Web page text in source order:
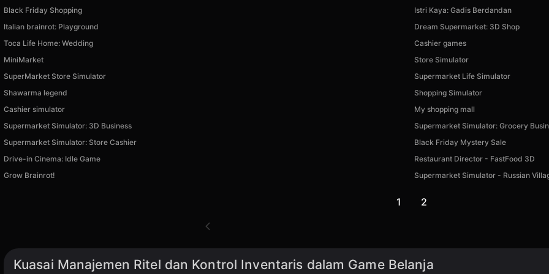
Black Friday Shopping
Istri Kaya: Gadis Berdandan
Italian brainrot: Playground
Dream Supermarket: 3D Shop
Toca Life Home: Wedding
Cashier games
MiniMarket
Store Simulator
SuperMarket Store Simulator
Supermarket Life Simulator
Shawarma legend
Shopping Simulator
Cashier simulator
My shopping mall
Supermarket Simulator: 3D Business
Supermarket Simulator: Grocery
Supermarket Simulator: Store Cashier
Black Friday Mystery Sale
Drive-in Cinema: Idle Game
Restaurant Director - FastFood 3D
Grow Brainrot!
Supermarket Simulator - Russian
1 2
Kuasai Manajemen Ritel dan Kontrol Inventaris dalam Game Belanja